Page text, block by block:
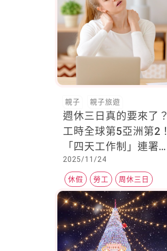
親子 親子旅遊
週休三日真的要來了？
工時全球第5亞洲第2！
「四天工作制」連署過
關，勞動部最晚12/7給
答案
2025/11/24
休假 勞工 周休三日